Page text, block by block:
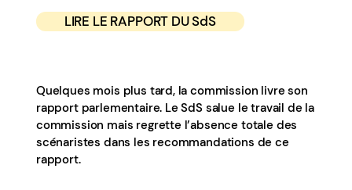
LIRE LE RAPPORT DU SdS
Quelques mois plus tard, la commission livre son
rapport parlementaire. Le SdS salue le travail de la
commission mais regrette l’absence totale des
scénaristes dans les recommandations de ce
rapport.